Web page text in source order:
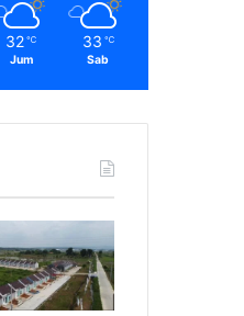
32 ℃
Jum
33 ℃
Sab